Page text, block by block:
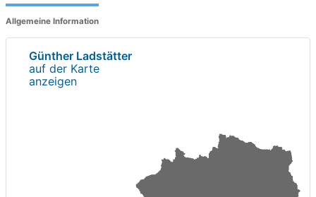
Allgemeine Information
Günther Ladstätter
auf der Karte
anzeigen